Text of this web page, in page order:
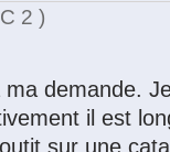
2 )
ma demande.
il est
sur une